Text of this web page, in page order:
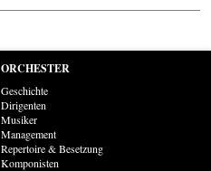
ORCHESTER
Geschichte
Dirigenten
Musiker
Management
Repertoire & Besetzung
Komponisten